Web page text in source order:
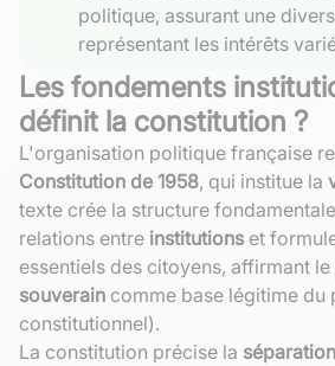
politique, assurant une
représentant les intérêts
Les fondements
définit la constitution ?
L'organisation politique française
Constitution de 1958, qui institue la
texte crée la structure
relations entre institutions et
essentiels des citoyens, affirmant
souverain comme base légitime du
constitutionnel).
La constitution précise la